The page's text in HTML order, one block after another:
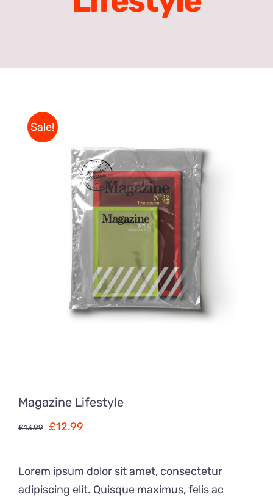
Sale!
Magazine Lifestyle
£13.99 £12.99
Lorem ipsum dolor sit amet, consectetur
adipiscing elit. Quisque maximus, felis ac